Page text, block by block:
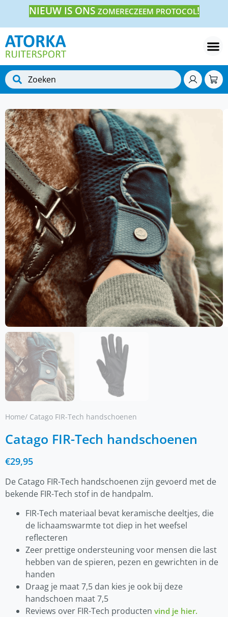
NIEUW IS ONS ZOMERECZEEM PROTOCOL!
Home/ Catago FIR-Tech handschoenen
Catago FIR-Tech handschoenen
€29,95
De Catago FIR-Tech handschoenen zijn gevoerd met de
bekende FIR-Tech stof in de handpalm.
FIR-Tech materiaal bevat keramische deeltjes, die
de lichaamswarmte tot diep in het weefsel
reflecteren
Zeer prettige ondersteuning voor mensen die last
hebben van de spieren, pezen en gewrichten in de
handen
Draag je maat 7,5 dan kies je ook bij deze
handschoen maat 7,5
Reviews over FIR-Tech producten vind je hier.